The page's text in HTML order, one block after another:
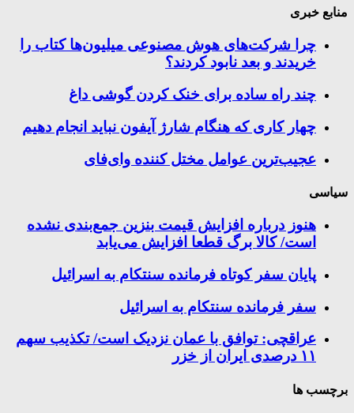
منابع خبری
چرا شرکت‌های هوش مصنوعی میلیون‌ها کتاب را
خریدند و بعد نابود کردند؟
چند راه‌ ساده برای خنک کردن گوشی داغ
چهار کاری که هنگام شارژ آیفون نباید انجام دهیم
عجیب‌ترین عوامل مختل کننده وای‌فای
سیاسی
هنوز درباره افزایش قیمت بنزین جمع‌بندی نشده
است/ کالا برگ قطعا افزایش می‌یابد
پایان سفر کوتاه فرمانده سنتکام به اسرائیل
سفر فرمانده سنتکام به اسرائیل
عراقچی: توافق با عمان نزدیک است/ تکذیب سهم
۱۱ درصدی ایران از خزر
برچسب ها